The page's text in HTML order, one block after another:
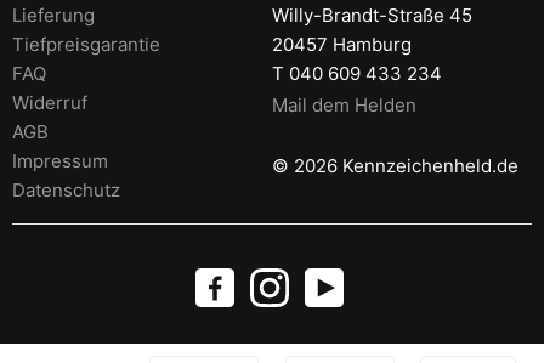
Lieferung
Tiefpreisgarantie
FAQ
Widerruf
AGB
Impressum
Datenschutz
Willy-Brandt-Straße 45
20457 Hamburg
T 040 609 433 234
Mail dem Helden
© 2026 Kennzeichenheld.de